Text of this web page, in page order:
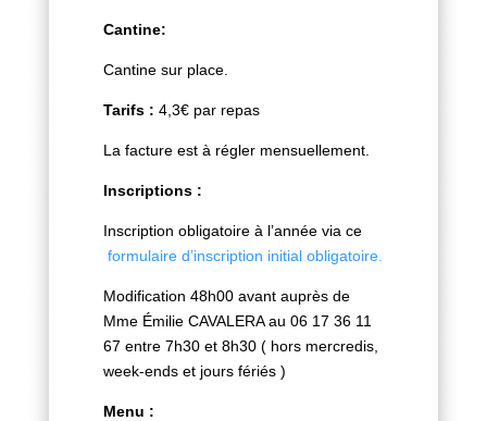
Cantine:
Cantine sur place.
Tarifs : 4,3€ par repas
La facture est à régler mensuellement.
Inscriptions :
Inscription obligatoire à l’année via ce
formulaire d’inscription initial obligatoire.
Modification 48h00 avant auprès de
Mme Émilie CAVALERA au 06 17 36 11
67 entre 7h30 et 8h30 ( hors mercredis,
week-ends et jours fériés )
Menu :